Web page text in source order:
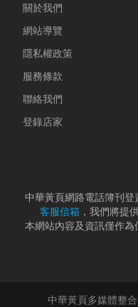
又美觀的門窗
產品，更是
打...
關於我們
網站導覽
隱私權政策
服務條款
聯絡我們
登錄店家
中華黃頁網路電話簿刊
客服信箱 ，我們將提
本網站內容及資訊僅作
中華黃頁多媒體整